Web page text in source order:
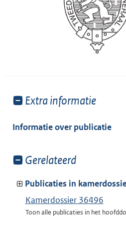
Toon
van:
Extra informatie
Informatie over publicatie
Toon
van:
Gerelateerd
Publicaties in
Kamerdossier 36496
Toon alle publicaties in het